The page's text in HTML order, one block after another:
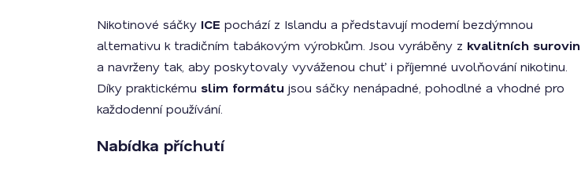
Nikotinové sáčky ICE pochází z Islandu a představují moderní bezdýmnou
alternativu k tradičním tabákovým výrobkům. Jsou vyráběny z kvalitních surovin
a navrženy tak, aby poskytovaly vyváženou chuť i příjemné uvolňování nikotinu.
Díky praktickému slim formátu jsou sáčky nenápadné, pohodlné a vhodné pro
každodenní používání.
Nabídka příchutí